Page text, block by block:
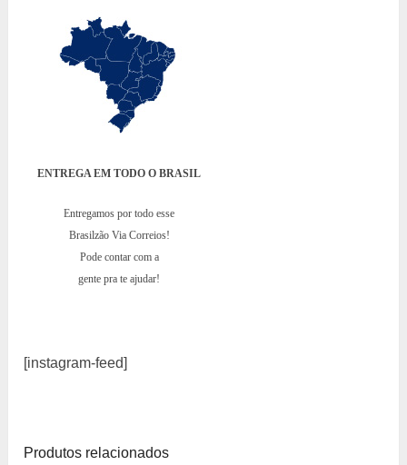
ENTREGA EM TODO O BRASIL
Entregamos por todo esse
Brasilzão Via Correios!
Pode contar com a
gente pra te ajudar!
[instagram-feed]
Produtos relacionados